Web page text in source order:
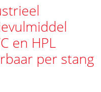
en HPL
per stang